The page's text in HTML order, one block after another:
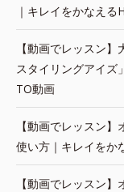
｜キレイをかなえる
【動画でレッスン
スタイリングアイズ
TO動画
【動画でレッスン
使い方｜キレイをか
【動画でレッスン